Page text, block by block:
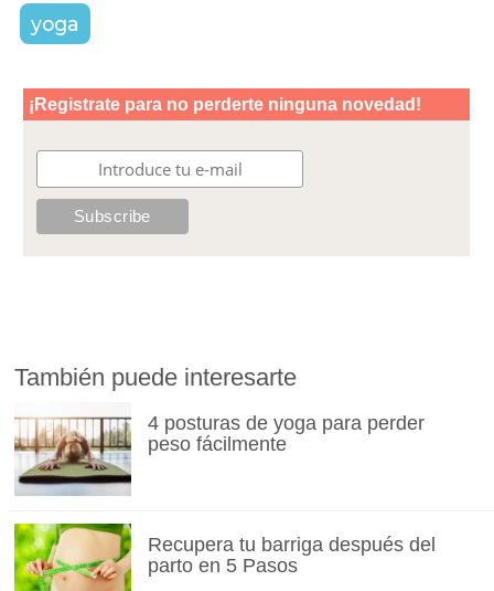
yoga
También puede interesarte
4 posturas de yoga para perder
peso fácilmente
Recupera tu barriga después del
parto en 5 Pasos